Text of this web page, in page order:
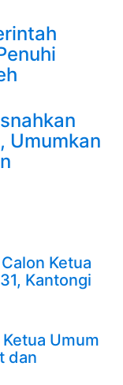
Umumkan
Ketua
Kantongi
Umum
dan